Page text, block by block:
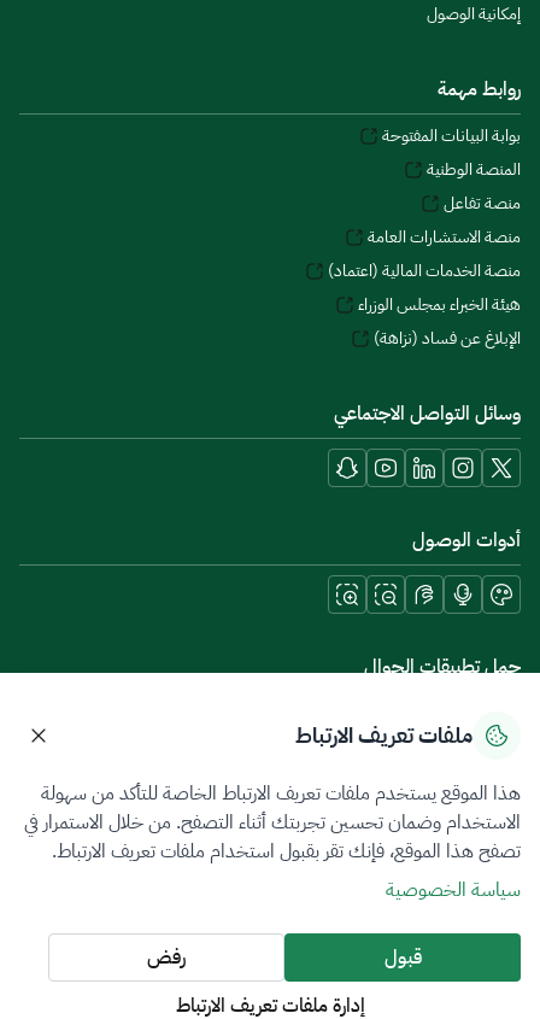
إمكانية الوصول
روابط مهمة
بوابة البيانات المفتوحة
المنصة الوطنية
منصة تفاعل
منصة الاستشارات العامة
منصة الخدمات المالية (اعتماد)
هيئة الخبراء بمجلس الوزراء
الإبلاغ عن فساد (نزاهة)
وسائل التواصل الاجتماعي
أدوات الوصول
حمل تطبيقات الجوال
سياسة الخصوصيةشروط الاستخدامخريطة الموقع
جميع الحقوق محفوظة 2026 © ZATCA.GOV.SA
تم تطويره وصيانته بواسطة هيئة الزكاة والضريبة والجمارك
آخر تحديث للموقع في
ملفات تعريف الارتباط
هذا الموقع يستخدم ملفات تعريف الارتباط الخاصة للتأكد من سهولة
الاستخدام وضمان تحسين تجربتك أثناء التصفح. من خلال الاستمرار في
تصفح هذا الموقع، فإنك تقر بقبول استخدام ملفات تعريف الارتباط.
سياسة الخصوصية
قبول
رفض
إدارة ملفات تعريف الارتباط